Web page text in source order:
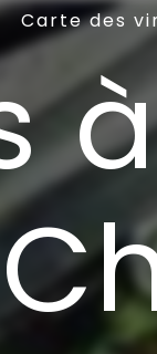
Carte des